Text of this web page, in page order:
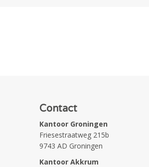
Contact
Kantoor Groningen
Friesestraatweg 215b
9743 AD Groningen
Kantoor Akkrum